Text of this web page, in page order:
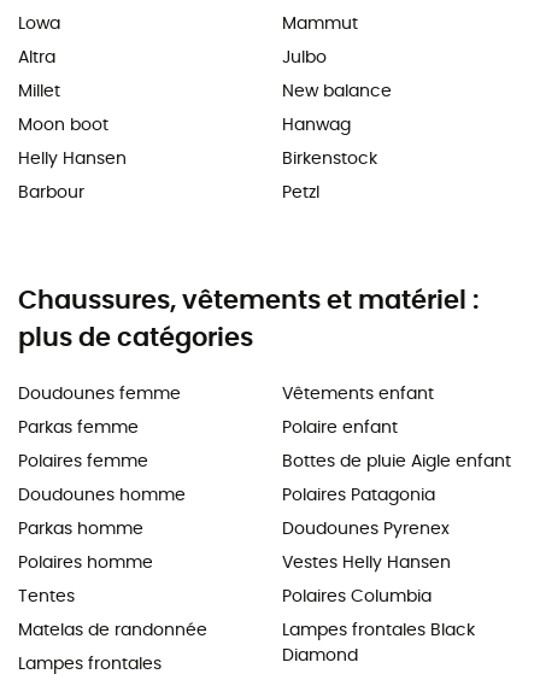
Lowa
Altra
Millet
Moon boot
Helly Hansen
Barbour
Mammut
Julbo
New balance
Hanwag
Birkenstock
Petzl
Chaussures, vêtements et matériel :
plus de catégories
Doudounes femme
Parkas femme
Polaires femme
Doudounes homme
Parkas homme
Polaires homme
Tentes
Matelas de randonnée
Lampes frontales
Vêtements enfant
Polaire enfant
Bottes de pluie Aigle enfant
Polaires Patagonia
Doudounes Pyrenex
Vestes Helly Hansen
Polaires Columbia
Lampes frontales Black
Diamond